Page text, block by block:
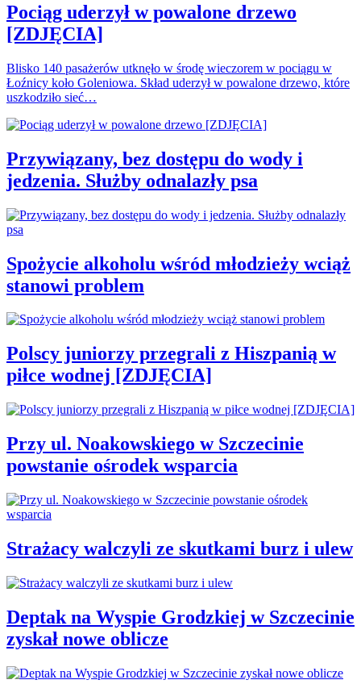
Pociąg uderzył w powalone drzewo
[ZDJĘCIA]
Blisko 140 pasażerów utknęło w środę wieczorem w pociągu w
Łoźnicy koło Goleniowa. Skład uderzył w powalone drzewo, które
uszkodziło sieć…
Przywiązany, bez dostępu do wody i
jedzenia. Służby odnalazły psa
Spożycie alkoholu wśród młodzieży wciąż
stanowi problem
Polscy juniorzy przegrali z Hiszpanią w
piłce wodnej [ZDJĘCIA]
Przy ul. Noakowskiego w Szczecinie
powstanie ośrodek wsparcia
Strażacy walczyli ze skutkami burz i ulew
Deptak na Wyspie Grodzkiej w Szczecinie
zyskał nowe oblicze